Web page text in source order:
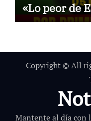
«Lo peor de
Copyright © All
Mantente al día con